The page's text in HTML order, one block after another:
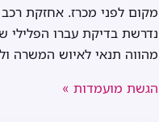
נדרשת בדיקת עברו הפלילי
מהווה תנאי לאיוש המשרה
הגשת מועמדות »